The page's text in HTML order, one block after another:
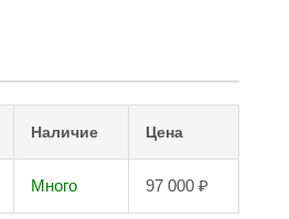
Наличие Цена
Много 97 000 ₽